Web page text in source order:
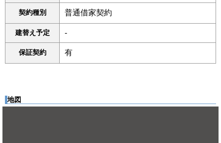
契約種別 普通借家契約
建替え予定 -
保証契約 有
地図